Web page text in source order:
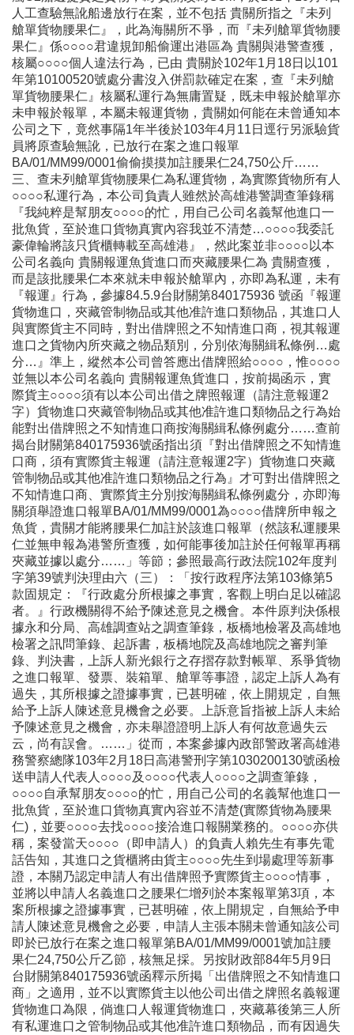
人工查驗無訛船邊放行在案，並不包括 貴關所指之『未列
艙單貨物腰果仁』，此為海關所不爭，而『未列艙單貨物腰
果仁』係○○○○君違規卸船偷運出港區為 貴關與港警查獲，
核屬○○○○個人違法行為，已由 貴關於102年1月18日以101
年第10100520號處分書沒入併罰款確定在案，查『未列艙
單貨物腰果仁』核屬私運行為無庸置疑，既未申報於艙單亦
未申報於報單，本屬未報運貨物，貴關如何能在未曾通知本
公司之下，竟然事隔1年半後於103年4月11日逕行另派驗貨
員將原查驗無訛，已放行在案之進口報單
BA/01/MM99/0001偷偷摸摸加註腰果仁24,750公斤……
三、查未列艙單貨物腰果仁為私運貨物，為實際貨物所有人
○○○○私運行為，本公司負責人雖然於高雄港警調查筆錄稱
『我純粹是幫朋友○○○○的忙，用自己公司名義幫他進口一
批魚貨，至於進口貨物真實內容我並不清楚…○○○○我委託
豪偉輪將該只貨櫃轉載至高雄港』，然此案並非○○○○以本
公司名義向 貴關報運魚貨進口而夾藏腰果仁為 貴關查獲，
而是該批腰果仁本來就未申報於艙單內，亦即為私運，未有
『報運』行為，參據84.5.9台財關第840175936 號函『報運
貨物進口，夾藏管制物品或其他准許進口類物品，其進口人
與實際貨主不同時，對出借牌照之不知情進口商，視其報運
進口之貨物內所夾藏之物品類別，分別依海關緝私條例…處
分…』準上，縱然本公司曾答應出借牌照給○○○○，惟○○○○
並無以本公司名義向 貴關報運魚貨進口，按前揭函示，實
際貨主○○○○須有以本公司出借之牌照報運（請注意報運2
字）貨物進口夾藏管制物品或其他准許進口類物品之行為始
能對出借牌照之不知情進口商按海關緝私條例處分……查前
揭台財關第840175936號函指出須『對出借牌照之不知情進
口商，須有實際貨主報運（請注意報運2字）貨物進口夾藏
管制物品或其他准許進口類物品之行為』才可對出借牌照之
不知情進口商、實際貨主分別按海關緝私條例處分，亦即海
關須舉證進口報單BA/01/MM99/0001為○○○○借牌所申報之
魚貨，貴關才能將腰果仁加註於該進口報單（然該私運腰果
仁並無申報為港警所查獲，如何能事後加註於任何報單再稱
夾藏並據以處分……」等節；參照最高行政法院102年度判
字第39號判決理由六（三）：「按行政程序法第103條第5
款固規定：『行政處分所根據之事實，客觀上明白足以確認
者。』行政機關得不給予陳述意見之機會。本件原判決係根
據永和分局、高雄調查站之調查筆錄，板橋地檢署及高雄地
檢署之訊問筆錄、起訴書，板橋地院及高雄地院之審判筆
錄、判決書，上訴人新光銀行之存摺存款對帳單、系爭貨物
之進口報單、發票、裝箱單、艙單等事證，認定上訴人為有
過失，其所根據之證據事實，已甚明確，依上開規定，自無
給予上訴人陳述意見機會之必要。上訴意旨指被上訴人未給
予陳述意見之機會，亦未舉證證明上訴人有何故意過失云
云，尚有誤會。……」從而，本案參據內政部警政署高雄港
務警察總隊103年2月18日高港警刑字第1030200130號函檢
送申請人代表人○○○○及○○○○代表人○○○○之調查筆錄，
○○○○自承幫朋友○○○○的忙，用自己公司的名義幫他進口一
批魚貨，至於進口貨物真實內容並不清楚(實際貨物為腰果
仁)，並要○○○○去找○○○○接洽進口報關業務的。○○○○亦供
稱，案發當天○○○○（即申請人）的負責人賴先生有事先電
話告知，其進口之貨櫃將由貨主○○○○先生到場處理等新事
證，本關乃認定申請人有出借牌照予實際貨主○○○○情事，
並將以申請人名義進口之腰果仁增列於本案報單第3項，本
案所根據之證據事實，已甚明確，依上開規定，自無給予申
請人陳述意見機會之必要，申請人主張本關未曾通知該公司
即於已放行在案之進口報單第BA/01/MM99/0001號加註腰
果仁24,750公斤乙節，核無足採。另按財政部84年5月9日
台財關第840175936號函釋示所掲「出借牌照之不知情進口
商」之適用，並不以實際貨主以他公司出借之牌照名義報運
貨物進口為限，倘進口人報運貨物進口，夾藏幕後第三人所
有私運進口之管制物品或其他准許進口類物品，而有因過失